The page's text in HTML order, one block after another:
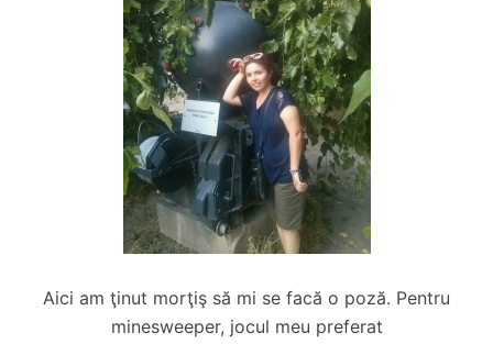
Aici am ţinut morţiş să mi se facă o poză. Pentru
minesweeper, jocul meu preferat